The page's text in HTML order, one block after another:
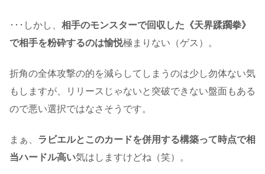
･･･しかし、 相手のモンスターで回収した《天界蹂躙拳》
で相手を粉砕するのは愉悦極まりない（ゲス）。
折角の全体攻撃の的を減らしてしまうのは少し勿体ない気
もしますが、リリースじゃないと突破できない盤面もある
ので悪い選択ではなさそうです。
まぁ、 ラビエルとこのカードを併用する構築って時点で相
当ハードル高い気はしますけどね（笑）。